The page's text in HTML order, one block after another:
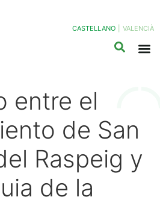
CASTELLANO VALENCIÀ
entre el
de San
Raspeig y
de la